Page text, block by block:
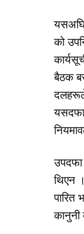
यसअघि
को
बैठक
दलहरूले
उपदफा
थिएन
पारित
कानुनी